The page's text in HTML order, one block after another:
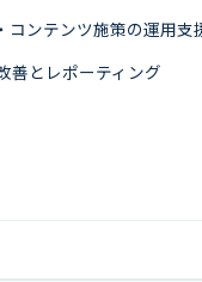
コンテンツ施策の運用支
善とレポーティング